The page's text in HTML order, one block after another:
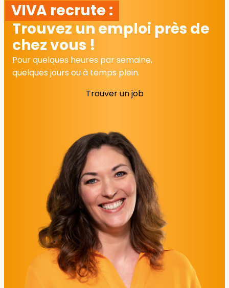
VIVA recrute :
Trouvez un emploi près de
chez vous !
Pour quelques heures par semaine,
quelques jours ou à temps plein.
Trouver un job